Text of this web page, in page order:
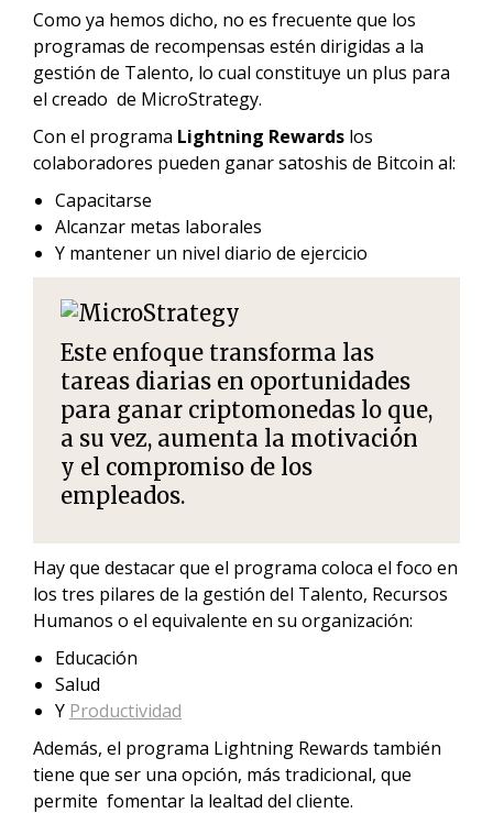
Como ya hemos dicho, no es frecuente que los
programas de recompensas estén dirigidas a la
gestión de Talento, lo cual constituye un plus para
el creado de MicroStrategy.
Con el programa Lightning Rewards los
colaboradores pueden ganar satoshis de Bitcoin al:
Capacitarse
Alcanzar metas laborales
Y mantener un nivel diario de ejercicio
Este enfoque transforma las
tareas diarias en oportunidades
para ganar criptomonedas lo que,
a su vez, aumenta la motivación
y el compromiso de los
empleados.
Hay que destacar que el programa coloca el foco en
los tres pilares de la gestión del Talento, Recursos
Humanos o el equivalente en su organización:
Educación
Salud
Y Productividad
Además, el programa Lightning Rewards también
tiene que ser una opción, más tradicional, que
permite fomentar la lealtad del cliente.